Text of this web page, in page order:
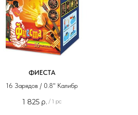
ФИЕСТА
16 Зарядов / 0.8" Калибр
1 825 р. / 1 pc